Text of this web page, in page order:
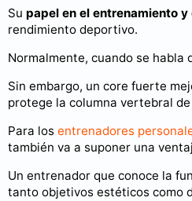
Su papel en el entrenamiento
rendimiento deportivo.
Normalmente, cuando se habla
Sin embargo, un core fuerte
protege la columna vertebral
Para los entrenadores
también va a suponer una
Un entrenador que conoce la
tanto objetivos estéticos como